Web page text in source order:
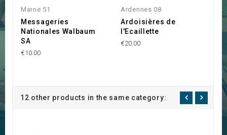
Marne 51
Messageries
Nationales Walbaum
SA
€10.00
Ardennes 08
Ardoisières de
l'Ecaillette
€20.00
12 other products in the same category: